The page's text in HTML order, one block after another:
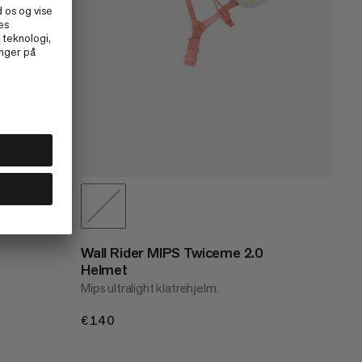
Wall Rider MIPS Twiceme 2.0
Helmet
Mips ultralight klatrehjelm.
€140